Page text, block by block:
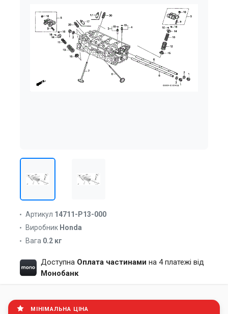
Артикул 14711-P13-000
Виробник Honda
Вага 0.2 кг
Доступна Оплата частинами на 4 платежі від
Монобанк
МІНІМАЛЬНА ЦІНА